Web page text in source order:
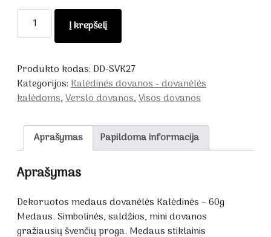
produkto
kiekis:
Dekoruotos
dovanėlės
Kalėdinės
Į krepšelį
Produkto kodas: DD-SVK27
Kategorijos:Kalėdinės dovanos - dovanėlės
kalėdoms,Verslo dovanos,Visos dovanos
Aprašymas Papildoma informacija
Aprašymas
Dekoruotos medaus dovanėlės Kalėdinės – 60g
Medaus. Simbolinės, saldžios, mini dovanos
gražiausių švenčių proga. Medaus stiklainis